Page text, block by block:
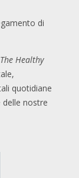
di
The Healthy
quotidiane
delle nostre